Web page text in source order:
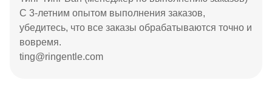
С 3-летним опытом выполнения заказов,
убедитесь, что все заказы обрабатываются точно и
вовремя.
ting@ringentle.com